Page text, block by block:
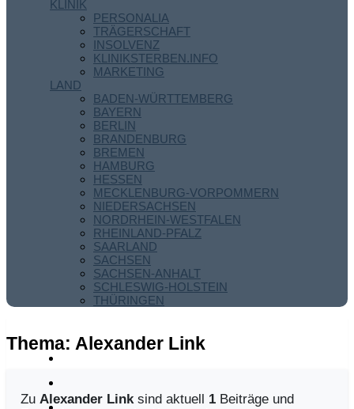
KLINIK
PERSONALIA
TRÄGERSCHAFT
INSOLVENZ
KLINIKSTERBEN.INFO
MARKETING
LAND
BADEN-WÜRTTEMBERG
BAYERN
BERLIN
BRANDENBURG
BREMEN
HAMBURG
HESSEN
MECKLENBURG-VORPOMMERN
NIEDERSACHSEN
NORDRHEIN-WESTFALEN
RHEINLAND-PFALZ
SAARLAND
SACHSEN
SACHSEN-ANHALT
SCHLESWIG-HOLSTEIN
THÜRINGEN
Thema: Alexander Link
Zu Alexander Linksind aktuell 1 Beiträge und